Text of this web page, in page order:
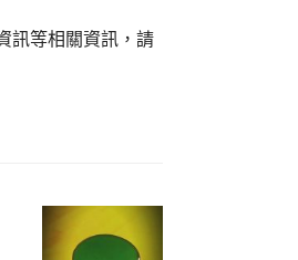
訊等相關資訊，請